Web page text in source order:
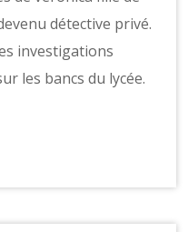
détective privé.
investigations
les bancs du lycée.